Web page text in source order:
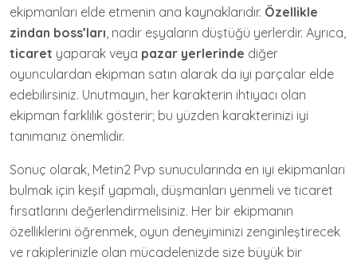
ekipmanları elde etmenin ana kaynaklarıdır. Özellikle
zindan boss’ları, nadir eşyaların düştüğü yerlerdir. Ayrıca,
ticaret yaparak veya pazar yerlerinde diğer
oyunculardan ekipman satın alarak da iyi parçalar elde
edebilirsiniz. Unutmayın, her karakterin ihtiyacı olan
ekipman farklılık gösterir; bu yüzden karakterinizi iyi
tanımanız önemlidir.
Sonuç olarak, Metin2 Pvp sunucularında en iyi ekipmanları
bulmak için keşif yapmalı, düşmanları yenmeli ve ticaret
fırsatlarını değerlendirmelisiniz. Her bir ekipmanın
özelliklerini öğrenmek, oyun deneyiminizi zenginleştirecek
ve rakiplerinizle olan mücadelenizde size büyük bir